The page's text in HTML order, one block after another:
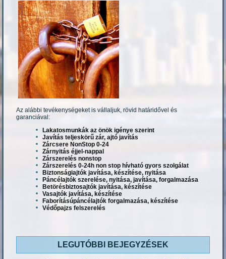
Az alábbi tevékenységeket is vállaljuk, rövid határidővel és
garanciával:
Lakatosmunkák az önök igénye szerint
Javítás teljeskörű zár, ajtó javítás
Zárcsere NonStop 0-24
Zárnyitás éjjel-nappal
Zárszerelés nonstop
Zárszerelés 0-24h non stop hívható gyors szolgálat
Biztonságiajtók javítása, készítése, nyitása
Páncélajtók szerelése, nyitása, javítása, forgalmazása
Betörésbiztosajtók javítása, készítése
Vasajtók javítása, készítése
Faborításúpáncélajtók forgalmazása, készítése
Védőpajzs felszerelés
LEGUTÓBBI BEJEGYZÉSEK